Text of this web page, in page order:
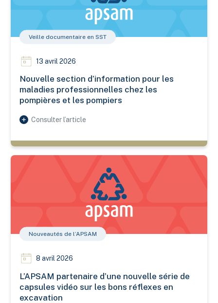
Veille documentaire en SST
13 avril 2026
Nouvelle section d’information pour les
maladies professionnelles chez les
pompières et les pompiers
Consulter l’article
L’APSAM partenaire d’une nouvelle série de capsules vidéo
Nouveautés de l’APSAM
8 avril 2026
L’APSAM partenaire d’une nouvelle série de
capsules vidéo sur les bons réflexes en
excavation